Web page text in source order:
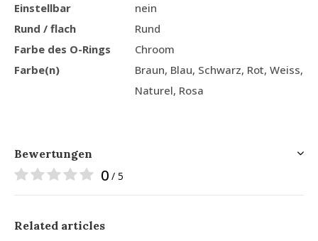
Einstellbar
nein
Rund / flach
Rund
Farbe des O-Rings
Chroom
Farbe(n)
Braun, Blau, Schwarz, Rot, Weiss,
Naturel, Rosa
Bewertungen
0 / 5
Related articles